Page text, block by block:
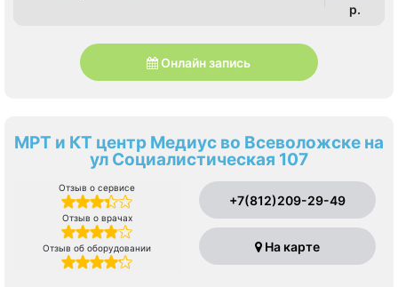
p.
Онлайн запись
МРТ и КТ центр Медиус во Всеволожске на
ул Социалистическая 107
Отзыв о сервисе
Отзыв о врачах
Отзыв об оборудовании
+7(812)209-29-49
На карте